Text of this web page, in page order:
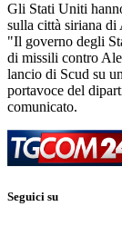
Gli Stati Uniti
sulla città siriana di
"Il governo degli
di missili contro
lancio di Scud su
portavoce del
comunicato.
Seguici su